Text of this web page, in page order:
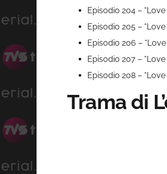
Episodio 204 –
Episodio 205 –
Episodio 206 –
Episodio 207 –
Episodio 208 –
Trama di